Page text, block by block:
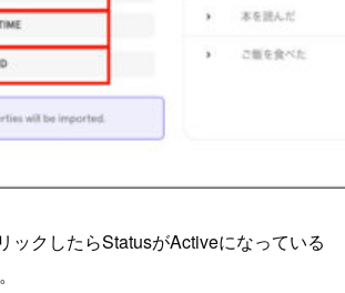
ックしたらStatusがActiveになっている